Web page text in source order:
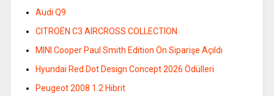
Audi Q9
CITROËN C3 AIRCROSS COLLECTION
MINI Cooper Paul Smith Edition Ön Siparişe Açıldı
Hyundai Red Dot Design Concept 2026 Ödülleri
Peugeot 2008 1.2 Hibrit